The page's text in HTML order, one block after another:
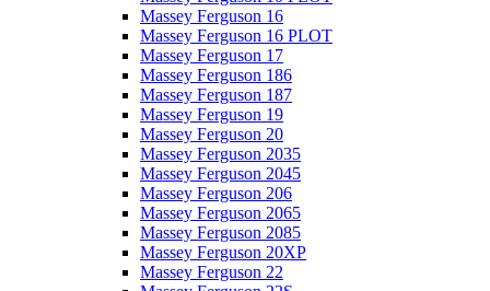
Massey Ferguson 16
Massey Ferguson 16 PLOT
Massey Ferguson 17
Massey Ferguson 186
Massey Ferguson 187
Massey Ferguson 19
Massey Ferguson 20
Massey Ferguson 2035
Massey Ferguson 2045
Massey Ferguson 206
Massey Ferguson 2065
Massey Ferguson 2085
Massey Ferguson 20XP
Massey Ferguson 22